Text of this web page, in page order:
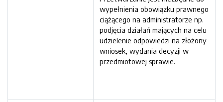
wypełnienia obowiązku prawnego
ciążącego na administratorze np.
podjęcia działań mających na celu
udzielenie odpowiedzi na złożony
wniosek, wydania decyzji w
przedmiotowej sprawie.